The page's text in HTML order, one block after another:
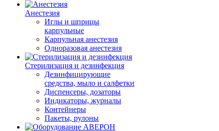
Анестезия
Иглы и шприцы
карпульные
Карпульная анестезия
Одноразовая анестезия
Стерилизация и дезинфекция
Дезинфицирующие
средства, мыло и салфетки
Диспенсеры, дозаторы
Индикаторы, журналы
Контейнеры
Пакеты, рулоны